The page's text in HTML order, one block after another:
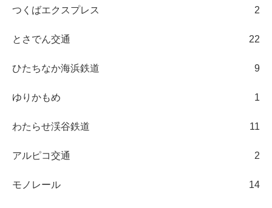
つくばエクスプレス 2
とさでん交通 22
ひたちなか海浜鉄道 9
ゆりかもめ 1
わたらせ渓谷鉄道 11
アルピコ交通 2
モノレール 14